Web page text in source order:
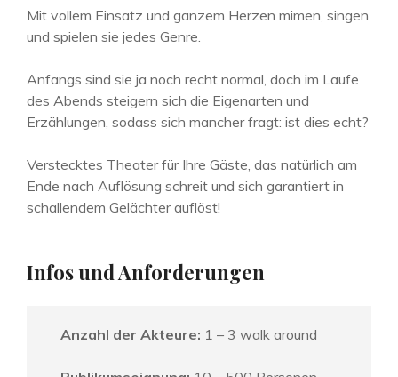
Mit vollem Einsatz und ganzem Herzen mimen, singen
und spielen sie jedes Genre.
Anfangs sind sie ja noch recht normal, doch im Laufe
des Abends steigern sich die Eigenarten und
Erzählungen, sodass sich mancher fragt: ist dies echt?
Verstecktes Theater für Ihre Gäste, das natürlich am
Ende nach Auflösung schreit und sich garantiert in
schallendem Gelächter auflöst!
Infos und Anforderungen
Anzahl der Akteure: 1 – 3 walk around